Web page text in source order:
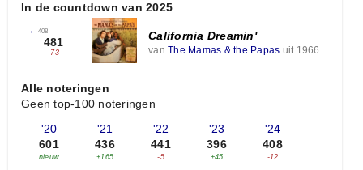
In de countdown van 2025
← 408
481
-73
California Dreamin'
van The Mamas & the Papas uit 1966
Alle noteringen
Geen top-100 noteringen
'20
601
nieuw
'21
436
+165
'22
441
-5
'23
396
+45
'24
408
-12